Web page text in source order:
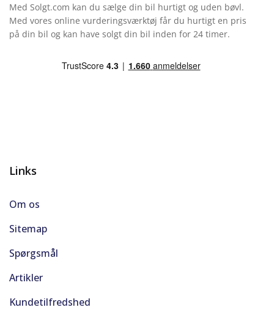
Med Solgt.com kan du sælge din bil hurtigt og uden bøvl.
Med vores online vurderingsværktøj får du hurtigt en pris
på din bil og kan have solgt din bil inden for 24 timer.
Links
Om os
Sitemap
Spørgsmål
Artikler
Kundetilfredshed